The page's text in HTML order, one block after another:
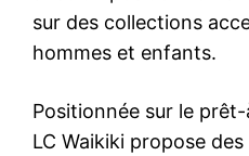
sur des collections
hommes et enfants.
Positionnée sur le
LC Waikiki propose